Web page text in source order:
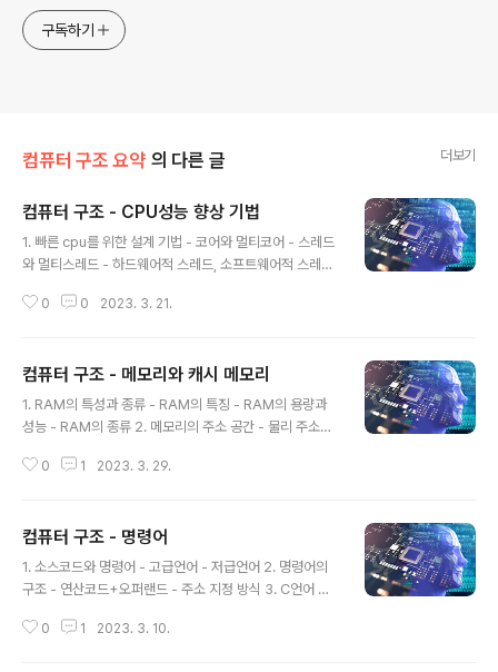
구독하기
컴퓨터 구조 요약 의 다른 글 더보기
컴퓨터 구조 - CPU성능 향상 기법
1. 빠른 cpu를 위한 설계 기법 - 코어와 멀티코어 - 스레드
와 멀티스레드 - 하드웨어적 스레드, 소프트웨어적 스레드
집합구조 - CISC - RISC
0 0 2023. 3. 21.
컴퓨터 구조 - 메모리와 캐시 메모리
1. RAM의 특성과 종류 - RAM의 특징 - RAM의 용량과
성능 - RAM의 종류 2. 메모리의 주소 공간 - 물리 주소와
3. 캐시 메모리 - 저장 장치 계층 구조 - 참조 지역성의 원
0 1 2023. 3. 29.
컴퓨터 구조 - 명령어
1. 소스코드와 명령어 - 고급언어 - 저급언어 2. 명령어의
구조 - 연산코드+오퍼랜드 - 주소 지정 방식 3. C언어 컴
0 1 2023. 3. 10.